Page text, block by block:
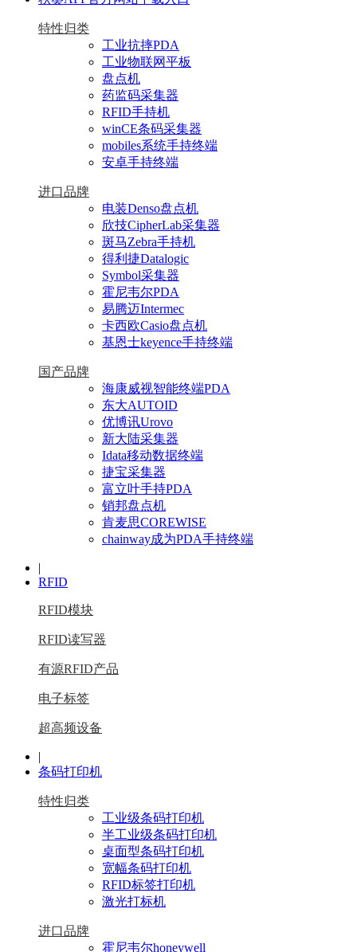
特性归类
工业抗摔PDA
工业物联网平板
盘点机
药监码采集器
RFID手持机
winCE条码采集器
mobiles系统手持终端
安卓手持终端
进口品牌
电装Denso盘点机
欣技CipherLab采集器
斑马Zebra手持机
得利捷Datalogic
Symbol采集器
霍尼韦尔PDA
易腾迈Intermec
卡西欧Casio盘点机
基恩士keyence手持终端
国产品牌
海康威视智能终端PDA
东大AUTOID
优博讯Urovo
新大陆采集器
Idata移动数据终端
捷宝采集器
富立叶手持PDA
销邦盘点机
肯麦思COREWISE
chainway成为PDA手持终端
|
RFID
RFID模块
RFID读写器
有源RFID产品
电子标签
超高频设备
|
条码打印机
特性归类
工业级条码打印机
半工业级条码打印机
桌面型条码打印机
宽幅条码打印机
RFID标签打印机
激光打标机
进口品牌
霍尼韦尔honeywell